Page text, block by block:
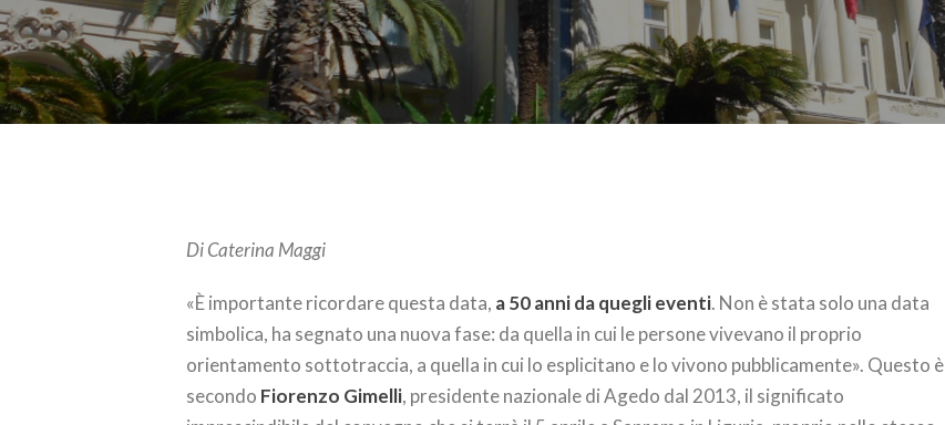
Di Caterina Maggi
«È importante ricordare questa data, a 50 anni da quegli eventi. Non è stata solo una data
simbolica, ha segnato una nuova fase: da quella in cui le persone vivevano il proprio
orientamento sottotraccia, a quella in cui lo esplicitano e lo vivono pubblicamente». Questo è
secondo Fiorenzo Gimelli, presidente nazionale di Agedo dal 2013, il significato